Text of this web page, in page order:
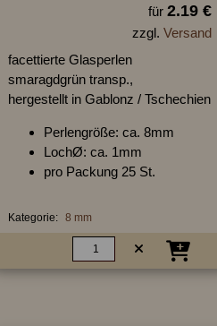
für 2.19 €
zzgl. Versand
facettierte Glasperlen
smaragdgrün transp.,
hergestellt in Gablonz / Tschechien
Perlengröße: ca. 8mm
LochØ: ca. 1mm
pro Packung 25 St.
Kategorie: 8 mm